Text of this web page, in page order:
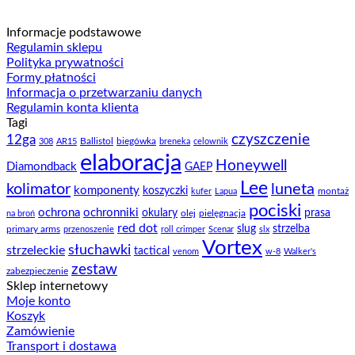
Informacje podstawowe
Regulamin sklepu
Polityka prywatności
Formy płatności
Informacja o przetwarzaniu danych
Regulamin konta klienta
Tagi
12ga 308 AR15 Ballistol biegówka breneka celownik czyszczenie
Diamondback elaboracja GAEP Honeywell
kolimator komponenty koszyczki kufer Lapua Lee luneta montaż
na broń ochrona ochronniki okulary olej pielęgnacja pociski prasa
primary arms przenoszenie red dot roll crimper Scenar slug slx strzelba
strzeleckie słuchawki tactical venom Vortex w-8 Walker's
zabezpieczenie zestaw
Sklep internetowy
Moje konto
Koszyk
Zamówienie
Transport i dostawa